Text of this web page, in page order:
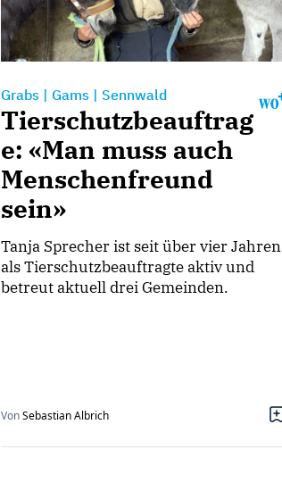
Grabs | Gams | Sennwald
Tierschutzbeauftrag
e: «Man muss auch
Menschenfreund
sein»
Tanja Sprecher ist seit über vier Jahren
als Tierschutzbeauftragte aktiv und
betreut aktuell drei Gemeinden.
VonSebastian Albrich